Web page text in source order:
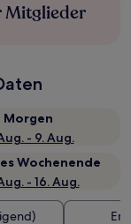
Mitglieder
Morgen
- 9. Aug.
Wochenende
- 16. Aug.